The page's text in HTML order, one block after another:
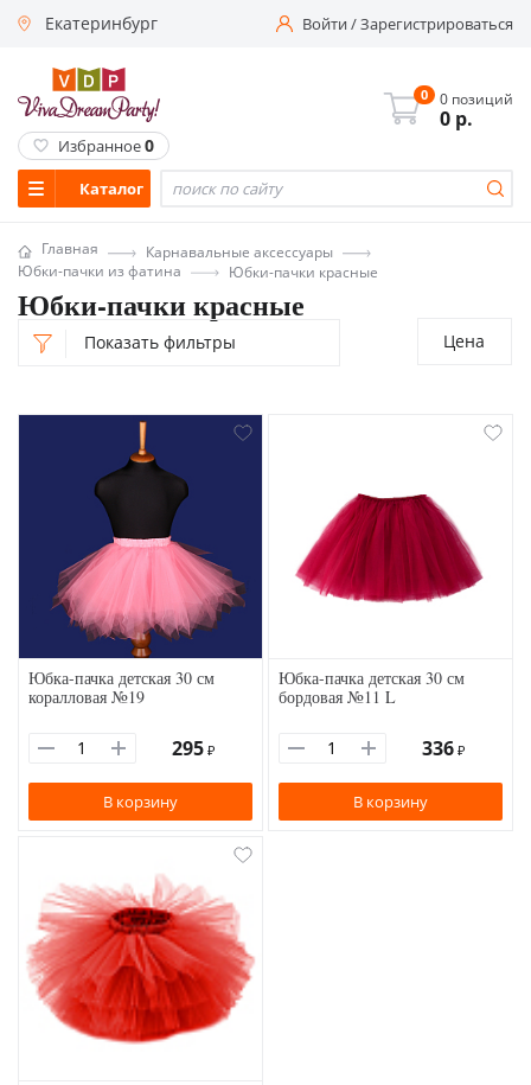
Екатеринбург Войти/Зарегистрироваться
Каталог
0 0 позиций
0 р.
Избранное0
Главная
Карнавальные аксессуары
Юбки-пачки из фатина
Юбки-пачки красные
Юбки-пачки красные
Показать фильтры Цена
Юбка-пачка детская 30 см
коралловая №19
295 ₽
В корзину
Юбка-пачка детская 30 см
бордовая №11 L
336 ₽
В корзину